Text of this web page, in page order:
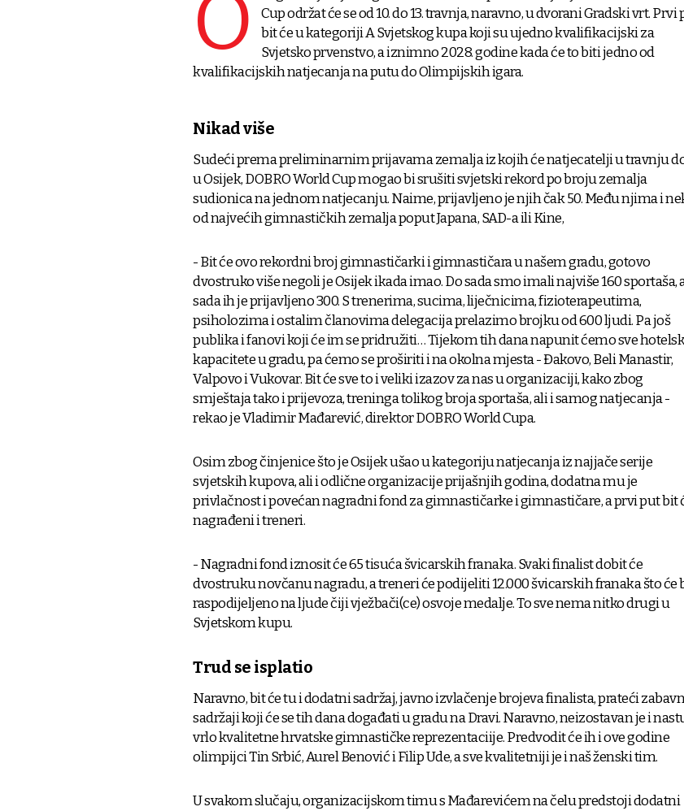
O
Cup održat će se od 10. do 13. travnja, naravno, u dvorani Gradski vrt. Prvi
bit će u kategoriji A Svjetskog kupa koji su ujedno kvalifikacijski za
Svjetsko prvenstvo, a iznimno 2028. godine kada će to biti jedno od
kvalifikacijskih natjecanja na putu do Olimpijskih igara.
Nikad više
Sudeći prema preliminarnim prijavama zemalja iz kojih će natjecatelji u travnju
u Osijek, DOBRO World Cup mogao bi srušiti svjetski rekord po broju zemalja
sudionica na jednom natjecanju. Naime, prijavljeno je njih čak 50. Među njima i
od najvećih gimnastičkih zemalja poput Japana, SAD-a ili Kine,
- Bit će ovo rekordni broj gimnastičarki i gimnastičara u našem gradu, gotovo
dvostruko više negoli je Osijek ikada imao. Do sada smo imali najviše 160 sportaša,
sada ih je prijavljeno 300. S trenerima, sucima, liječnicima, fizioterapeutima,
psiholozima i ostalim članovima delegacija prelazimo brojku od 600 ljudi. Pa još
publika i fanovi koji će im se pridružiti… Tijekom tih dana napunit ćemo sve
kapacitete u gradu, pa ćemo se proširiti i na okolna mjesta - Đakovo, Beli Manastir,
Valpovo i Vukovar. Bit će sve to i veliki izazov za nas u organizaciji, kako zbog
smještaja tako i prijevoza, treninga tolikog broja sportaša, ali i samog natjecanja -
rekao je Vladimir Mađarević, direktor DOBRO World Cupa.
Osim zbog činjenice što je Osijek ušao u kategoriju natjecanja iz najjače serije
svjetskih kupova, ali i odlične organizacije prijašnjih godina, dodatna mu je
privlačnost i povećan nagradni fond za gimnastičarke i gimnastičare, a prvi put bit
nagrađeni i treneri.
- Nagradni fond iznosit će 65 tisuća švicarskih franaka. Svaki finalist dobit će
dvostruku novčanu nagradu, a treneri će podijeliti 12.000 švicarskih franaka što će
raspodijeljeno na ljude čiji vježbači(ce) osvoje medalje. ​To sve nema nitko drugi u
Svjetskom kupu.
Trud se isplatio
Naravno, bit će tu i dodatni sadržaj, javno izvlačenje brojeva finalista, prateći
sadržaji koji će se tih dana događati u gradu na Dravi. Naravno, neizostavan je i
vrlo kvalitetne hrvatske gimnastičke reprezentaciije. Predvodit će ih i ove godine
olimpijci Tin Srbić, Aurel Benović i Filip Ude, a sve kvalitetniji je i naš ženski tim.
U svakom slučaju, organizacijskom timu s Mađarevićem na čelu predstoji dodatni